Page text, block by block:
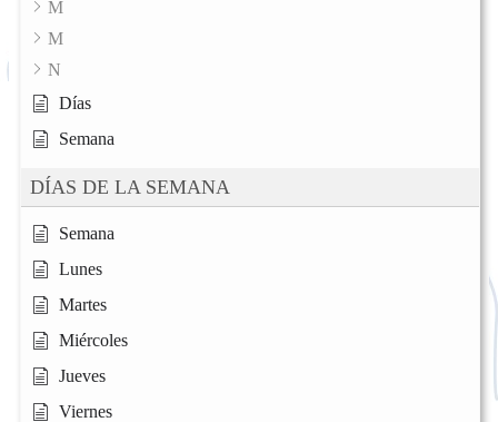
M
M
N
Días
Semana
DÍAS DE LA SEMANA
Semana
Lunes
Martes
Miércoles
Jueves
Viernes